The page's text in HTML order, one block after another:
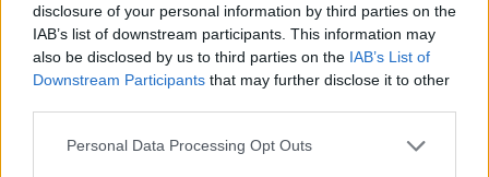
disclosure of your personal information by third parties on the
IAB’s list of downstream participants. This information may
also be disclosed by us to third parties on the IAB’s List of
Downstream Participants that may further disclose it to other
Personal Data Processing Opt Outs
Balenie: Skladom